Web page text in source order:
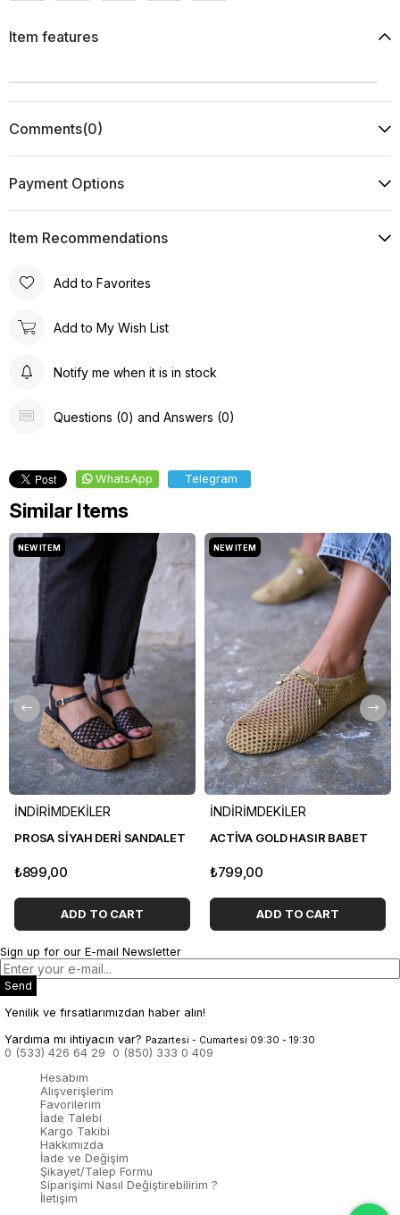
Item features
Comments(0)
Payment Options
Item Recommendations
Add to Favorites
Add to My Wish List
Notify me when it is in stock
Questions (0) and Answers (0)
WhatsApp Telegram
Similar Items
İNDİRİMDEKİLER
PROSA SİYAH DERİ SANDALET
₺899,00
ADD TO CART
NEW ITEM
İNDİRİMDEKİLER
ACTİVA GOLD HASIR BABET
₺799,00
ADD TO CART
NEW ITEM
Sign up for our E-mail Newsletter
Send
Yenilik ve fırsatlarımızdan haber alın!
Yardıma mı ihtiyacın var? Pazartesi - Cumartesi 09:30 - 19:30
0 (533) 426 64 29
0 (850) 333 0 409
Hesabım
Alışverişlerim
Favorilerim
İade Talebi
Kargo Takibi
Hakkımızda
İade ve Değişim
Şikayet/Talep Formu
Siparişimi Nasıl Değiştirebilirim ?
İletişim